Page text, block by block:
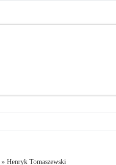
» Henryk Tomaszewski